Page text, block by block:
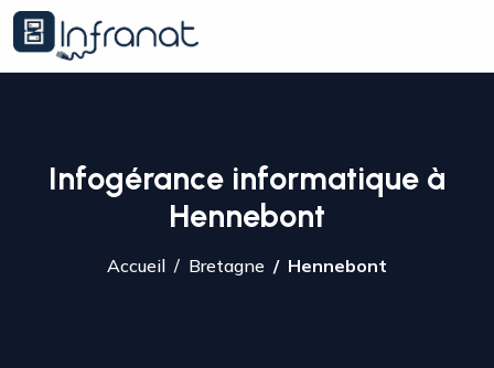
Infogérance informatique à
Hennebont
Accueil Bretagne Hennebont